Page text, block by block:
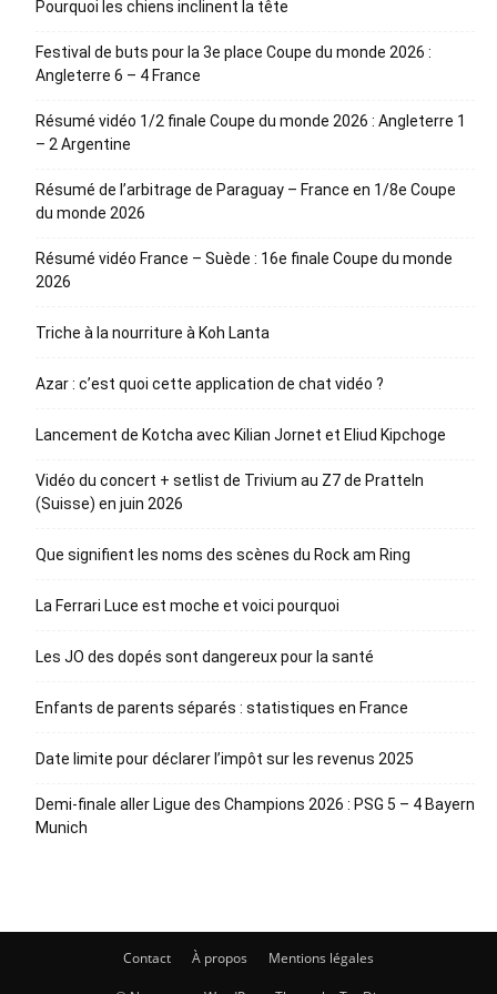
Pourquoi les chiens inclinent la tête
Festival de buts pour la 3e place Coupe du monde 2026 :
Angleterre 6 – 4 France
Résumé vidéo 1/2 finale Coupe du monde 2026 : Angleterre 1
– 2 Argentine
Résumé de l’arbitrage de Paraguay – France en 1/8e Coupe
du monde 2026
Résumé vidéo France – Suède : 16e finale Coupe du monde
2026
Triche à la nourriture à Koh Lanta
Azar : c’est quoi cette application de chat vidéo ?
Lancement de Kotcha avec Kilian Jornet et Eliud Kipchoge
Vidéo du concert + setlist de Trivium au Z7 de Pratteln
(Suisse) en juin 2026
Que signifient les noms des scènes du Rock am Ring
La Ferrari Luce est moche et voici pourquoi
Les JO des dopés sont dangereux pour la santé
Enfants de parents séparés : statistiques en France
Date limite pour déclarer l’impôt sur les revenus 2025
Demi-finale aller Ligue des Champions 2026 : PSG 5 – 4 Bayern
Munich
Contact À propos Mentions légales